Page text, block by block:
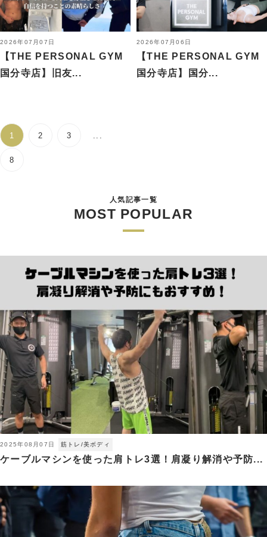
2026年07月07日
【THE PERSONAL GYM
国分寺店】旧友...
2026年07月06日
【THE PERSONAL GYM
国分寺店】国分...
1 2 3 ...
8
人気記事一覧
MOST POPULAR
2025年08月07日 筋トレ/美ボディ
ケーブルマシンを使った肩トレ3選！肩凝り解消や予防...